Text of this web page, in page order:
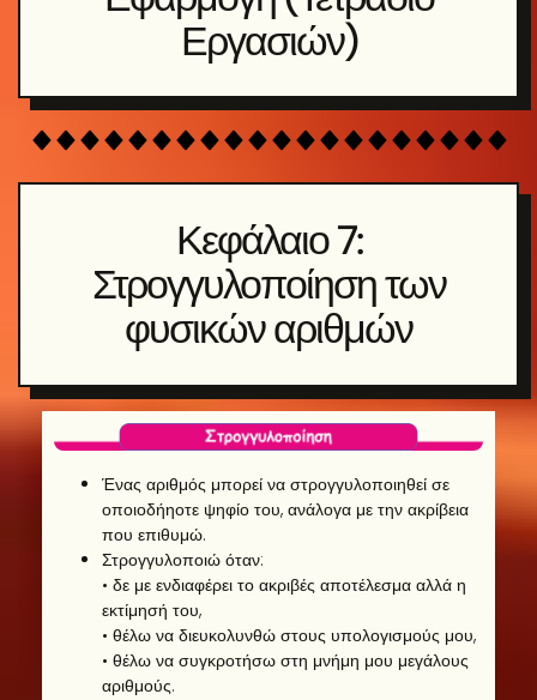
Εργασιών)
Κεφάλαιο 7:
Στρογγυλοποίηση των
φυσικών αριθμών
Ένας αριθμός μπορεί να στρογγυλοποιηθεί σε
οποιοδήηοτε ψηφίο του, ανάλογα με την ακρίβεια
που επιθυμώ.
Στρογγυλοποιώ όταν:
• δε με ενδιαφέρει το ακριβές αποτέλεσμα αλλά η
εκτίμησή του,
• θέλω να διευκολυνθώ στους υπολογισμούς μου,
• θέλω να συγκροτήσω στη μνήμη μου μεγάλους
αριθμούς.